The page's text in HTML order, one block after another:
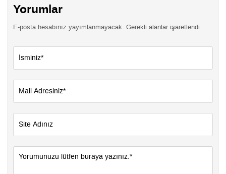
Yorumlar
E-posta hesabınız yayımlanmayacak. Gerekli alanlar işaretlendi